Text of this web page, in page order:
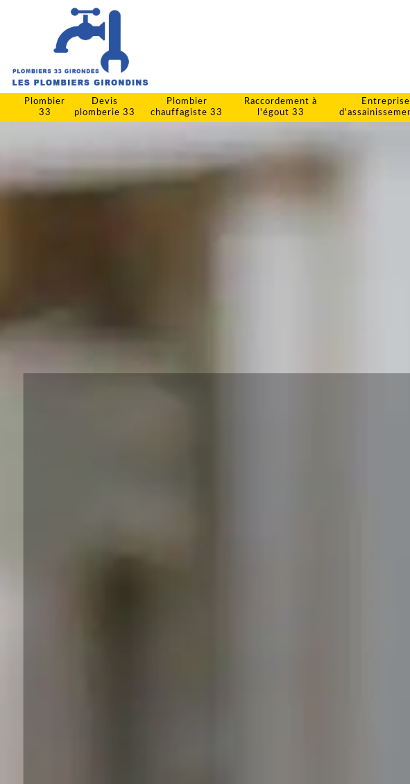
Plombier
33
Devis
plomberie 33
Plombier
chauffagiste 33
Raccordement à
l'égout 33
Entreprise